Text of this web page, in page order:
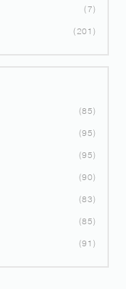
7
201
85
95
95
90
83
85
91